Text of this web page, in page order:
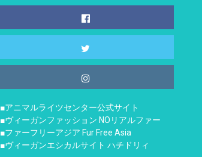
■アニマルライツセンター公式サイト
■ヴィーガンファッション NOリアルファー
■ファーフリーアジア Fur Free Asia
■ヴィーガンエシカルサイト ハチドリィ